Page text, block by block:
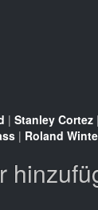
| Stanley Cortez |
| Roland